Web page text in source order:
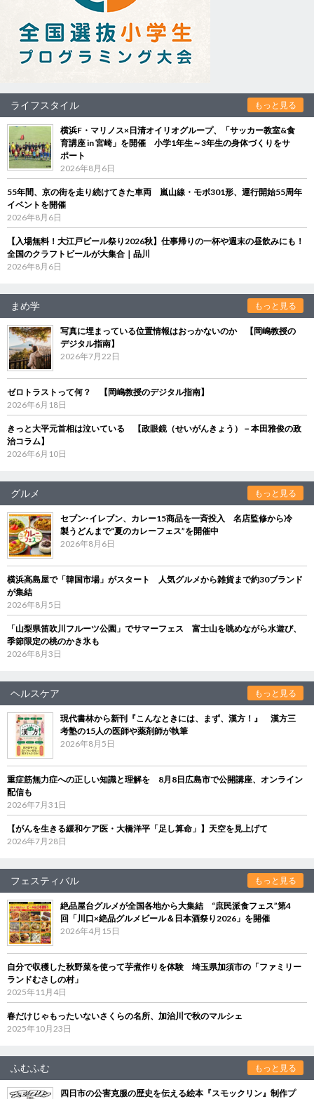
ライフスタイル もっと見る
横浜F・マリノス×日清オイリオグループ、「サッカー教室&食
育講座 in 宮崎」を開催 小学1年生～3年生の身体づくりをサ
ポート
2026年8月6日
55年間、京の街を走り続けてきた車両 嵐山線・モボ301形、運行開始55周年
イベントを開催
2026年8月6日
【入場無料！大江戸ビール祭り2026秋】仕事帰りの一杯や週末の昼飲みにも！
全国のクラフトビールが大集合｜品川
2026年8月6日
まめ学 もっと見る
写真に埋まっている位置情報はおっかないのか 【岡嶋教授の
デジタル指南】
2026年7月22日
ゼロトラストって何？ 【岡嶋教授のデジタル指南】
2026年6月18日
きっと大平元首相は泣いている 【政眼鏡（せいがんきょう）－本田雅俊の政
治コラム】
2026年6月10日
グルメ もっと見る
セブン‐イレブン、カレー15商品を一斉投入 名店監修から冷
製うどんまで“夏のカレーフェス”を開催中
2026年8月6日
横浜高島屋で「韓国市場」がスタート 人気グルメから雑貨まで約30ブランド
が集結
2026年8月5日
「山梨県笛吹川フルーツ公園」でサマーフェス 富士山を眺めながら水遊び、
季節限定の桃のかき氷も
2026年8月3日
ヘルスケア もっと見る
現代書林から新刊『こんなときには、まず、漢方！』 漢方三
考塾の15人の医師や薬剤師が執筆
2026年8月5日
重症筋無力症への正しい知識と理解を 8月8日広島市で公開講座、オンライン
配信も
2026年7月31日
【がんを生きる緩和ケア医・大橋洋平「足し算命」】天空を見上げて
2026年7月28日
フェスティバル もっと見る
絶品屋台グルメが全国各地から大集結 “庶民派食フェス”第4
回「川口×絶品グルメビール＆日本酒祭り2026」を開催
2026年4月15日
自分で収穫した秋野菜を使って芋煮作りを体験 埼玉県加須市の「ファミリー
ランドむさしの村」
2025年11月4日
春だけじゃもったいないさくらの名所、加治川で秋のマルシェ
2025年10月23日
ふむふむ もっと見る
四日市の公害克服の歴史を伝える絵本『スモックリン』制作プ